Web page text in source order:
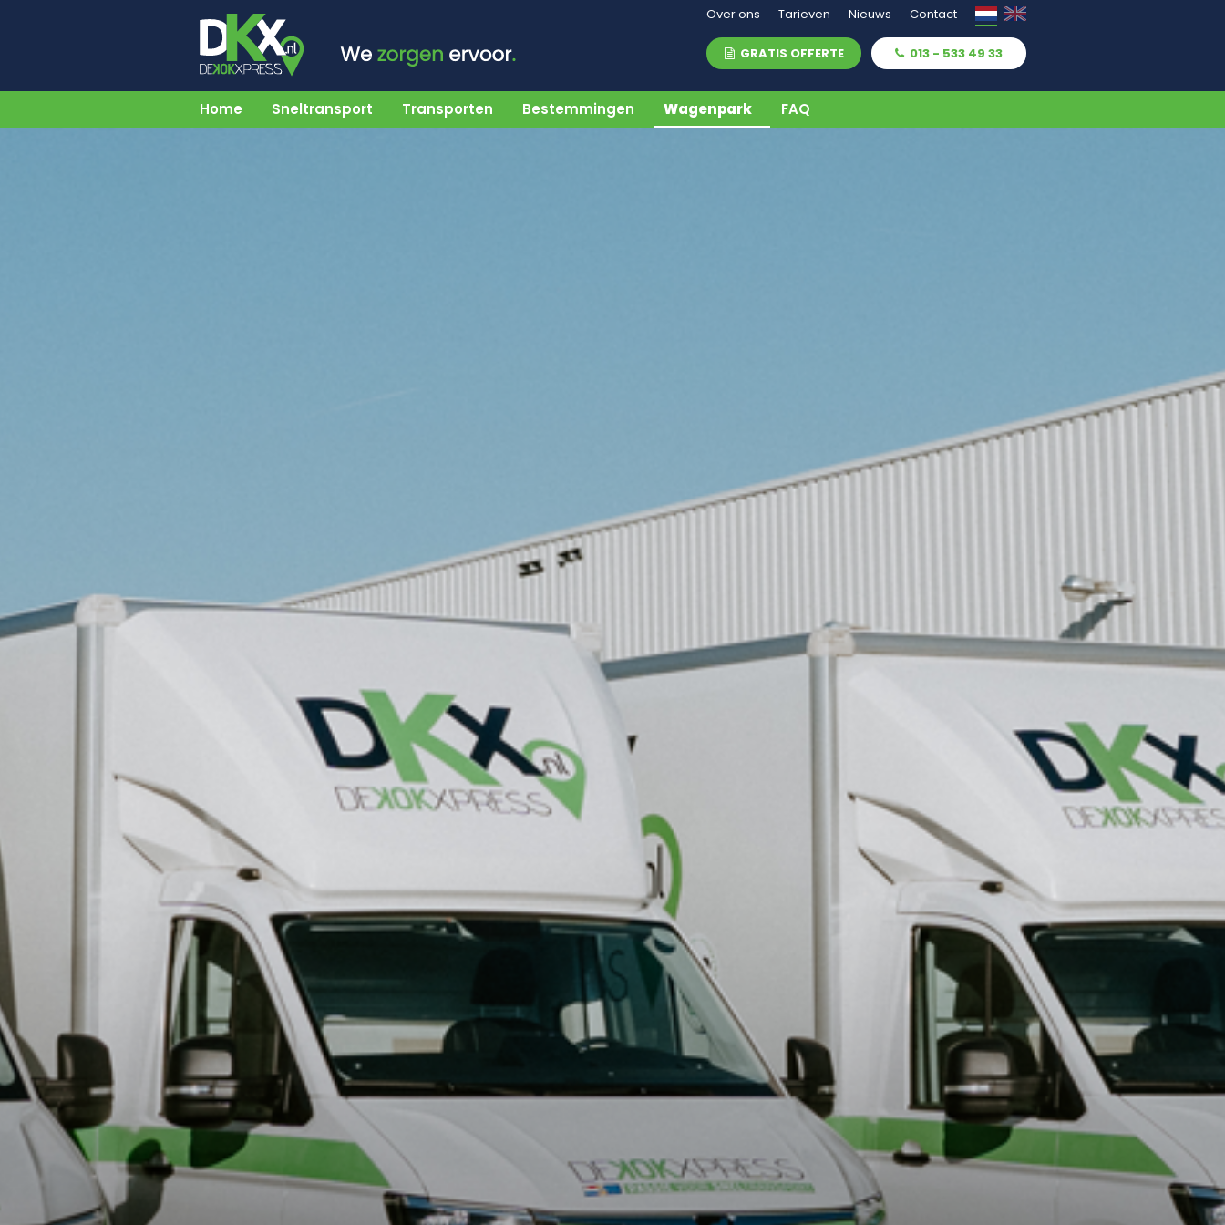
Over ons Tarieven Nieuws Contact
GRATIS OFFERTE 013 - 533 49 33
Home Sneltransport Transporten Bestemmingen Wagenpark FAQ